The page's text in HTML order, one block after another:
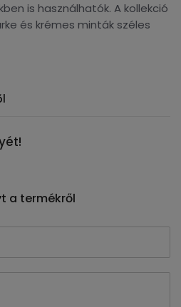
is használhatók. A kollekció
és krémes minták széles
a termékről